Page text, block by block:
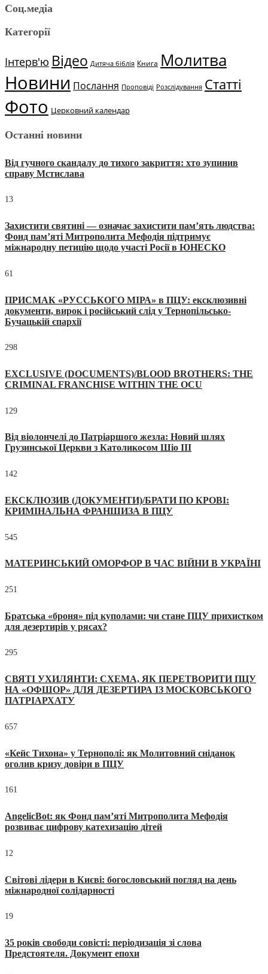
Соц.медіа
Категорії
Інтерв'ю Відео Дитяча біблія Книга Молитва
Новини Послання Проповіді Розслідування Статті
Фото Церковний календар
Останні новини
Від гучного скандалу до тихого закриття: хто зупинив
справу Мстислава
13
Захистити святині — означає захистити пам’ять людства:
Фонд пам’яті Митрополита Мефодія підтримує
міжнародну петицію щодо участі Росії в ЮНЕСКО
61
ПРИСМАК «РУССЬКОГО МІРА» в ПЦУ: ексклюзивні
документи, вирок і російський слід у Тернопільсько-
Бучацькій єпархії
298
EXCLUSIVE (DOCUMENTS)/BLOOD BROTHERS: THE
CRIMINAL FRANCHISE WITHIN THE OCU
129
Від віолончелі до Патріаршого жезла: Новий шлях
Грузинської Церкви з Католикосом Шіо III
142
ЕКСКЛЮЗИВ (ДОКУМЕНТИ)/БРАТИ ПО КРОВІ:
КРИМІНАЛЬНА ФРАНШИЗА В ПЦУ
545
МАТЕРИНСЬКИЙ ОМОРФОР В ЧАС ВІЙНИ В УКРАЇНІ
251
Братська «броня» під куполами: чи стане ПЦУ прихистком
для дезертирів у рясах?
295
СВЯТІ УХИЛЯНТИ: СХЕМА, ЯК ПЕРЕТВОРИТИ ПЦУ
НА «ОФШОР» ДЛЯ ДЕЗЕРТИРА ІЗ МОСКОВСЬКОГО
ПАТРІАРХАТУ
657
«Кейс Тихона» у Тернополі: як Молитовний сніданок
оголив кризу довіри в ПЦУ
161
AngelicBot: як Фонд пам’яті Митрополита Мефодія
розвиває цифрову катехизацію дітей
12
Світові лідери в Києві: богословський погляд на день
міжнародної солідарності
19
35 років свободи совісті: періодизація зі слова
Предстоятеля. Документ епохи